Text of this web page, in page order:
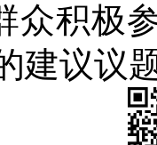
众积极
建议议